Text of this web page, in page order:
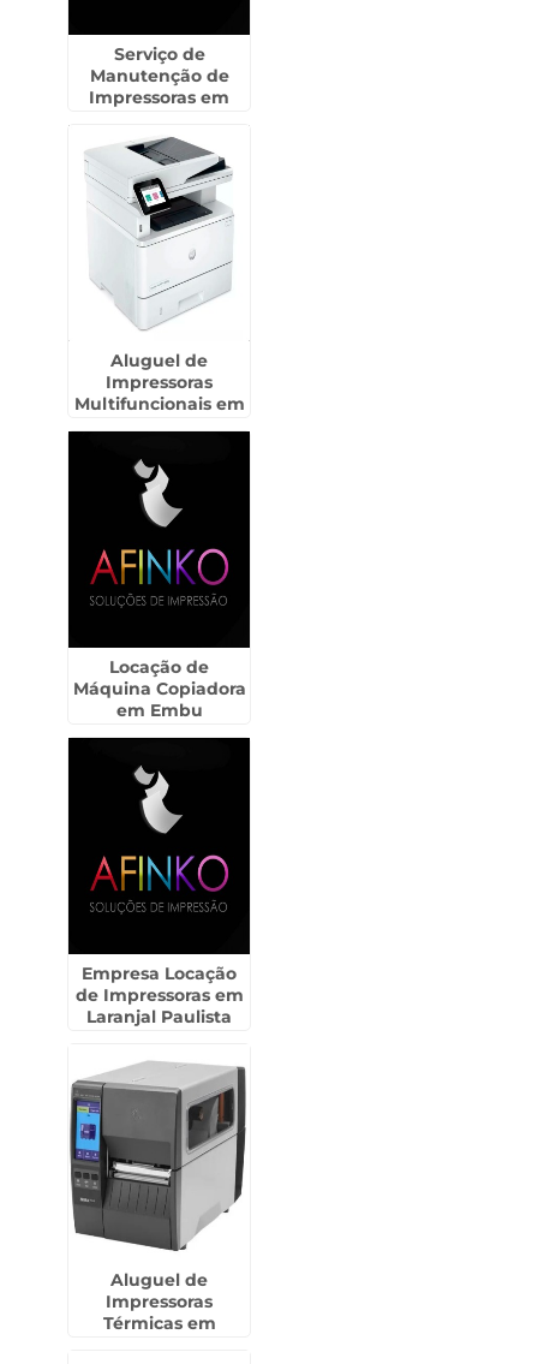
Serviço de
Manutenção de
Impressoras em
Aluguel de
Impressoras
Multifuncionais em
Locação de
Máquina Copiadora
em Embu
Empresa Locação
de Impressoras em
Laranjal Paulista
Aluguel de
Impressoras
Térmicas em